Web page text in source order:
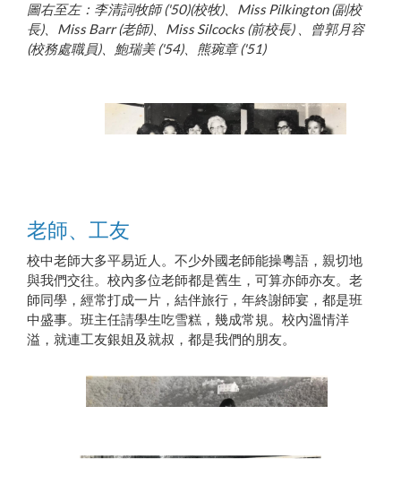
圖右至左：李清詞牧師 ('50)(校牧)、Miss Pilkington (副校
長)、Miss Barr (老師)、Miss Silcocks (前校長) 、曾郭月容
(校務處職員)、鮑瑞美 ('54)、熊琬章 ('51)
1971年蕭覺真校長回港參加畢業禮
老師、工友
校中老師大多平易近人。不少外國老師能操粵語，親切地
與我們交往。校內多位老師都是舊生，可算亦師亦友。老
師同學，經常打成一片，結伴旅行，年終謝師宴，都是班
中盛事。班主任請學生吃雪糕，幾成常規。校內溫情洋
溢，就連工友銀姐及就叔，都是我們的朋友。